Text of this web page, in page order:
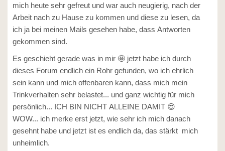
mich heute sehr gefreut und war auch neugierig, nach der
Arbeit nach zu Hause zu kommen und diese zu lesen, da
ich ja bei meinen Mails gesehen habe, dass Antworten
gekommen sind.
Es geschieht gerade was in mir 🤩 jetzt habe ich durch
dieses Forum endlich ein Rohr gefunden, wo ich ehrlich
sein kann und mich offenbaren kann, dass mich mein
Trinkverhalten sehr belastet... und ganz wichtig für mich
persönlich... ICH BIN NICHT ALLEINE DAMIT 😍
WOW... ich merke erst jetzt, wie sehr ich mich danach
gesehnt habe und jetzt ist es endlich da, das stärkt mich
unheimlich.